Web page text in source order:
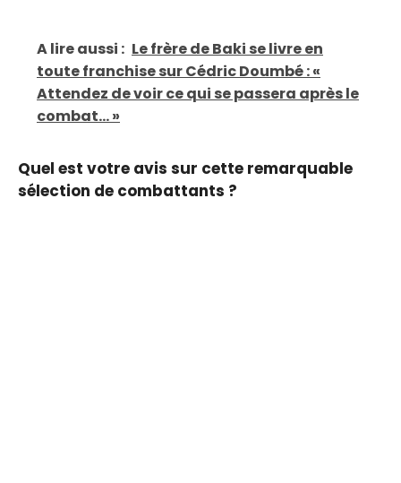
A lire aussi : Le frère de Baki se livre en
toute franchise sur Cédric Doumbé : «
Attendez de voir ce qui se passera après le
combat... »
Quel est votre avis sur cette remarquable
sélection de combattants ?